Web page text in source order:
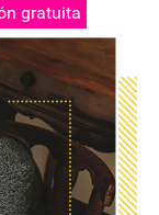
gratuita